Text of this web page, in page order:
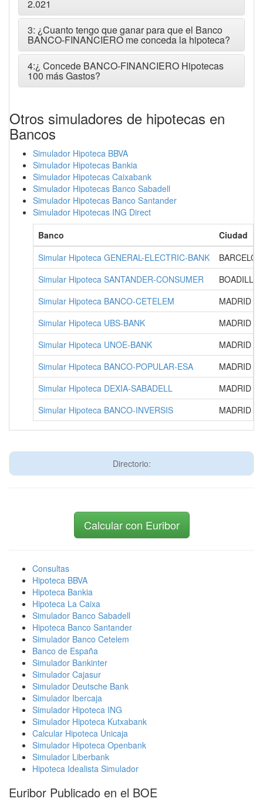
2.021
3: ¿Cuanto tengo que ganar para que el Banco
BANCO-FINANCIERO me conceda la hipoteca?
4:¿ Concede BANCO-FINANCIERO Hipotecas
100 más Gastos?
Otros simuladores de hipotecas en
Bancos
Simulador Hipoteca BBVA
Simulador Hipotecas Bankia
Simulador Hipotecas Caixabank
Simulador Hipotecas Banco Sabadell
Simulador Hipotecas Banco Santander
Simulador Hipotecas ING Direct
Banco
Ciudad
Simular Hipoteca GENERAL-ELECTRIC-BANK
Simular Hipoteca SANTANDER-CONSUMER
BOADILLA
Simular Hipoteca BANCO-CETELEM
MADRID
Simular Hipoteca UBS-BANK
MADRID
Simular Hipoteca UNOE-BANK
MADRID
Simular Hipoteca BANCO-POPULAR-ESA
MADRID
Simular Hipoteca DEXIA-SABADELL
MADRID
Simular Hipoteca BANCO-INVERSIS
MADRID
Directorio:
Calcular con Euribor
Consultas
Hipoteca BBVA
Hipoteca Bankia
Hipoteca La Caixa
Simulador Banco Sabadell
Hipoteca Banco Santander
Simulador Banco Cetelem
Banco de España
Simulador Bankinter
Simulador Cajasur
Simulador Deutsche Bank
Simulador Ibercaja
Simulador Hipoteca ING
Simulador Hipoteca Kutxabank
Calcular Hipoteca Unicaja
Simulador Hipoteca Openbank
Simulador Liberbank
Hipoteca Idealista Simulador
Euribor Publicado en el BOE